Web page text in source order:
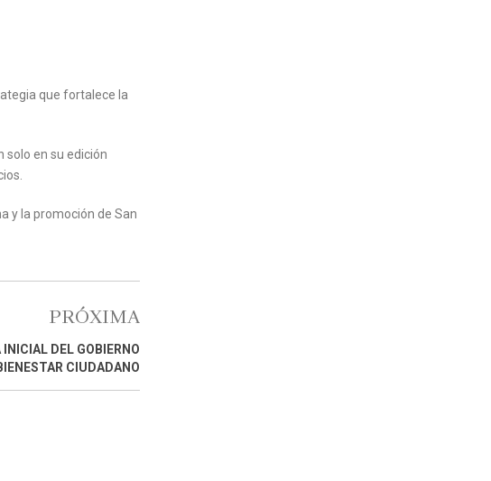
que fortalece la
solo en su edición
y la promoción de San
PRÓXIMA
DEL GOBIERNO
CIUDADANO